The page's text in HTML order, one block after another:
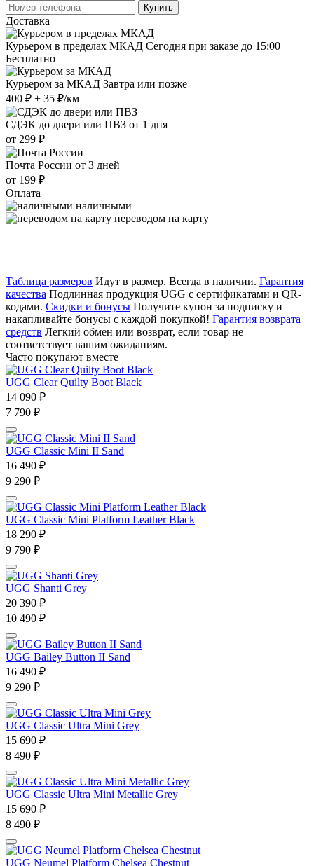
Купить
Доставка
Курьером в пределах МКАД Сегодня при заказе до 15:00
Бесплатно
Курьером за МКАД Завтра или позже
400 ₽ + 35 ₽/км
СДЭК до двери или ПВЗ от 1 дня
от 299 ₽
Почта России от 3 дней
от 199 ₽
Оплата
наличными
переводом на карту
Таблица размеров Идут в размер. Всегда в наличии. Гарантия
качества Подлинная продукция UGG с сертификатами и QR-
кодами. Скидки и бонусы Получите купон за подписку и
накапливайте бонусы с каждой покупкой! Гарантия возврата
средств Легкий обмен или возврат, если товар не
соответствует вашим ожиданиям.
Часто покупают вместе
UGG Clear Quilty Boot Black
14 090 ₽
7 790 ₽
UGG Classic Mini II Sand
16 490 ₽
9 290 ₽
UGG Classic Mini Platform Leather Black
18 290 ₽
9 790 ₽
UGG Shanti Grey
20 390 ₽
10 490 ₽
UGG Bailey Button II Sand
16 490 ₽
9 290 ₽
UGG Classic Ultra Mini Grey
15 690 ₽
8 490 ₽
UGG Classic Ultra Mini Metallic Grey
15 690 ₽
8 490 ₽
UGG Neumel Platform Chelsea Chestnut